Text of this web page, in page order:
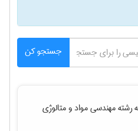
جستجو کن
رشتهمهندسی مواد و متالوژی